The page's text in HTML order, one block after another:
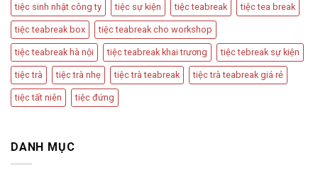
tiệc sinh nhật công ty tiệc sự kiện tiệc teabreak tiệc tea break
tiệc teabreak box tiệc teabreak cho workshop
tiệc teabreak hà nội tiệc teabreak khai trương tiệc tebreak sự kiện
tiệc trà tiệc trà nhẹ tiệc trà teabreak tiệc trà teabreak giá rẻ
tiệc tất niên tiệc đứng
DANH MỤC